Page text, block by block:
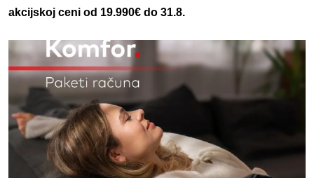
akcijskoj ceni od 19.990€ do 31.8.